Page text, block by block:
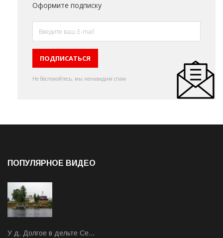
Оформите подписку
Не беспокойтесь, мы ненавидим спам
ПОПУЛЯРНОЕ ВИДЕО
У д. Долгое в дельте Се…